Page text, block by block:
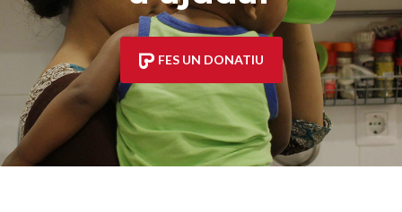
FES UN DONATIU